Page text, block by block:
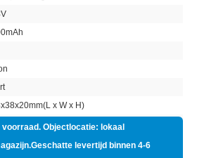
x W x H)
voorraad. Objectlocatie: lokaal
levertijd binnen 4-6